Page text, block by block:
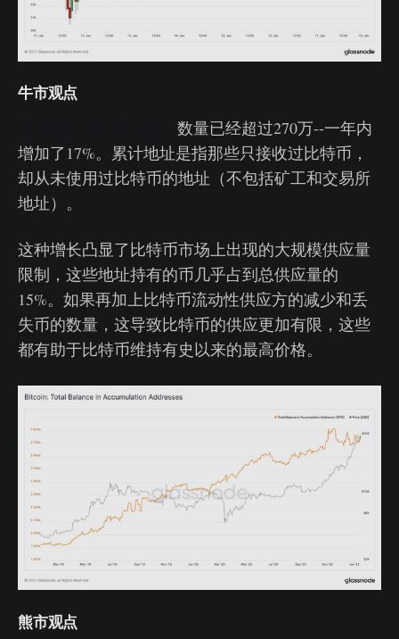
牛市观点
数量已经超过270万--一年内
增加了17%。累计地址是指那些只接收过比特币，
却从未使用过比特币的地址（不包括矿工和交易所
地址）。
这种增长凸显了比特币市场上出现的大规模供应量
限制，这些地址持有的币几乎占到总供应量的
15%。如果再加上比特币流动性供应方的减少和丢
失币的数量，这导致比特币的供应更加有限，这些
都有助于比特币维持有史以来的最高价格。
熊市观点